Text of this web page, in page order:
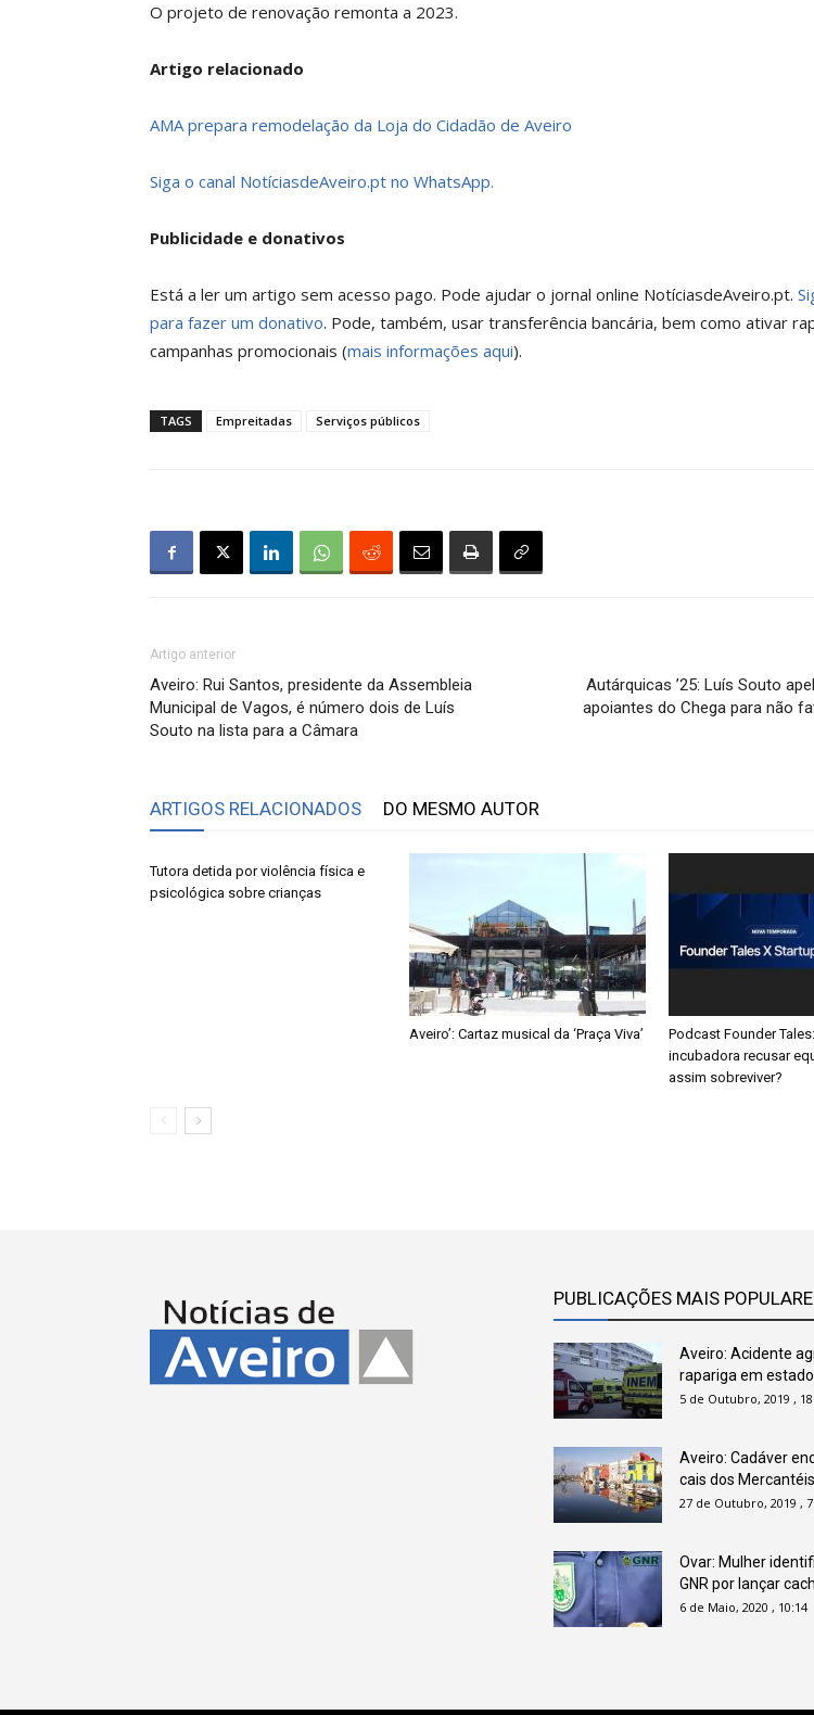
O projeto de renovação remonta a 2023.
Artigo relacionado
AMA prepara remodelação da Loja do Cidadão de Aveiro
Siga o canal NotíciasdeAveiro.pt no WhatsApp.
Publicidade e donativos
Está a ler um artigo sem acesso pago. Pode ajudar o jornal online NotíciasdeAveiro.pt.
para fazer um donativo. Pode, também, usar transferência bancária, bem como ativar
campanhas promocionais (mais informações aqui).
TAGS Empreitadas Serviços públicos
Artigo anterior
Aveiro: Rui Santos, presidente da Assembleia
Municipal de Vagos, é número dois de Luís
Souto na lista para a Câmara
Autárquicas ’25: Luís Souto
apoiantes do Chega para não
ARTIGOS RELACIONADOS DO MESMO AUTOR
Tutora detida por violência física e
psicológica sobre crianças
Aveiro’: Cartaz musical da ‘Praça Viva’
Podcast Founder
incubadora recusar
assim sobreviver?
PUBLICAÇÕES MAIS
Aveiro: Acidente
rapariga em
5 de Outubro, 2019 ,
Aveiro: Cadáver
cais dos Mercantéis
27 de Outubro, 2019 ,
Ovar: Mulher
GNR por lançar
6 de Maio, 2020 , 10:14